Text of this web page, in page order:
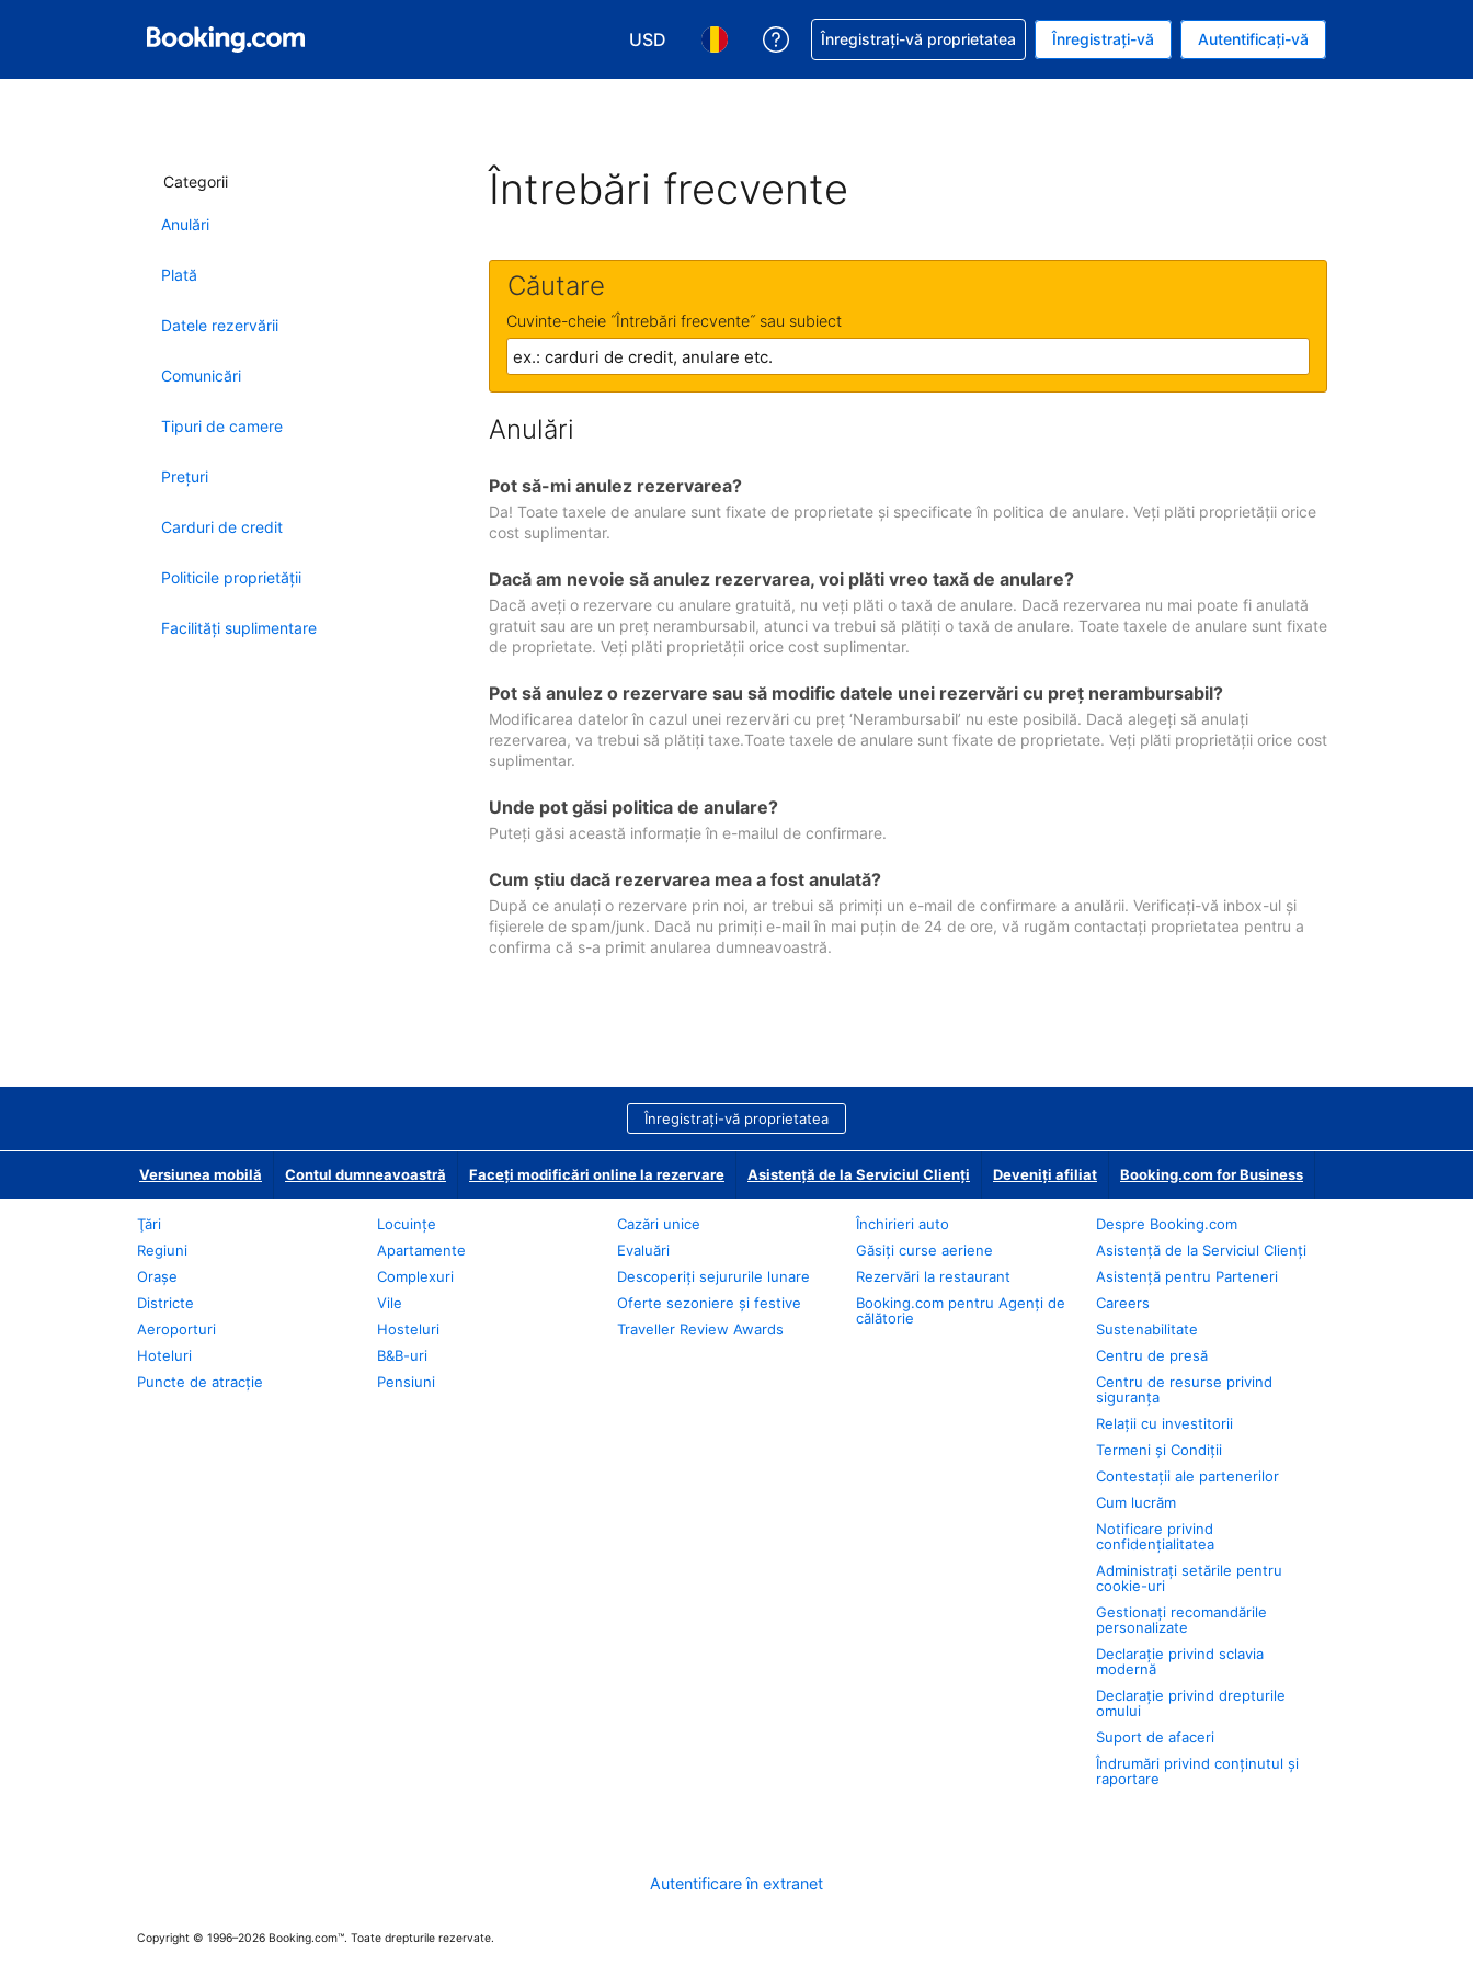
USD
Alegeţi moneda. Moneda actuală este Dolar american
Alegeți limba. Limba actuală este Română
Primiți asistență cu privire la rezervarea dvs.
Înregistrați-vă proprietatea Înregistrați-vă Autentificați-vă
Categorii
Anulări
Plată
Datele rezervării
Comunicări
Tipuri de camere
Preţuri
Carduri de credit
Politicile proprietății
Facilităţi suplimentare
Întrebări frecvente
Căutare
Cuvinte-cheie ˝Întrebări frecvente˝ sau subiect
Anulări
Pot să-mi anulez rezervarea?
Da! Toate taxele de anulare sunt fixate de proprietate și specificate în politica de anulare. Veți plăti proprietății orice
cost suplimentar.
Dacă am nevoie să anulez rezervarea, voi plăti vreo taxă de anulare?
Dacă aveți o rezervare cu anulare gratuită, nu veți plăti o taxă de anulare. Dacă rezervarea nu mai poate fi anulată
gratuit sau are un preț nerambursabil, atunci va trebui să plătiți o taxă de anulare. Toate taxele de anulare sunt fixate
de proprietate. Veți plăti proprietății orice cost suplimentar.
Pot să anulez o rezervare sau să modific datele unei rezervări cu preţ nerambursabil?
Modificarea datelor în cazul unei rezervări cu preț ‘Nerambursabil’ nu este posibilă. Dacă alegeți să anulați
rezervarea, va trebui să plătiți taxe.Toate taxele de anulare sunt fixate de proprietate. Veți plăti proprietății orice cost
suplimentar.
Unde pot găsi politica de anulare?
Puteți găsi această informație în e-mailul de confirmare.
Cum ştiu dacă rezervarea mea a fost anulată?
După ce anulați o rezervare prin noi, ar trebui să primiți un e-mail de confirmare a anulării. Verificați-vă inbox-ul și
fișierele de spam/junk. Dacă nu primiți e-mail în mai puțin de 24 de ore, vă rugăm contactați proprietatea pentru a
confirma că s-a primit anularea dumneavoastră.
Înregistrați-vă proprietatea
Versiunea mobilă Contul dumneavoastră Faceți modificări online la rezervare Asistență de la Serviciul Clienți Deveniţi afiliat Booking.com for Business
Ţări
Regiuni
Oraşe
Districte
Aeroporturi
Hoteluri
Puncte de atracţie
Locuințe
Apartamente
Complexuri
Vile
Hosteluri
B&B-uri
Pensiuni
Cazări unice
Evaluări
Descoperiți sejururile lunare
Oferte sezoniere și festive
Traveller Review Awards
Închirieri auto
Găsiți curse aeriene
Rezervări la restaurant
Booking.com pentru Agenți de
călătorie
Despre Booking.com
Asistență de la Serviciul Clienți
Asistență pentru Parteneri
Careers
Sustenabilitate
Centru de presă
Centru de resurse privind
siguranța
Relații cu investitorii
Termeni și Condiții
Contestații ale partenerilor
Cum lucrăm
Notificare privind
confidențialitatea
Administrați setările pentru
cookie-uri
Gestionați recomandările
personalizate
Declarație privind sclavia
modernă
Declarație privind drepturile
omului
Suport de afaceri
Îndrumări privind conținutul și
raportare
Autentificare în extranet
Copyright © 1996–2026 Booking.com™. Toate drepturile rezervate.